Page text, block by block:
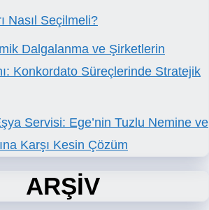
Nasıl Seçilmeli?
Dalgalanma ve Şirketlerin
Konkordato Süreçlerinde Stratejik
Servisi: Ege’nin Tuzlu Nemine ve
Karşı Kesin Çözüm
ARŞİV